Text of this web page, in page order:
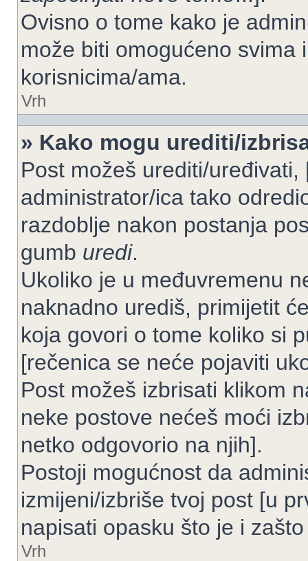
Ovisno o tome kako je
može biti omogućeno svima
korisnicima/ama.
Vrh
» Kako mogu urediti/
Post možeš urediti/
administrator/ica tako
razdoblje nakon postanja
gumb uredi.
Ukoliko je u međuvremenu
naknadno urediš, primijetit
koja govori o tome koliko si
[rečenica se neće pojaviti
Post možeš izbrisati klikom
neke postove nećeš moći
netko odgovorio na njih].
Postoji mogućnost da
izmijeni/izbriše tvoj post [u
napisati opasku što je i
Vrh